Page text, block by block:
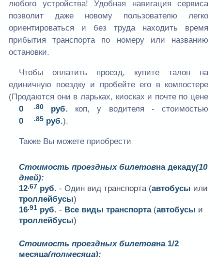
любого устройства! Удобная навигация сервиса
позволит даже новому пользователю легко
ориентироваться и без труда находить время
прибытия транспорта по номеру или названию
остановки.
Чтобы оплатить проезд, купите талон на
единичную поездку и пробейте его в компостере
(Продаются они в ларьках, киосках и почте по цене
0
.80руб. коп, у водителя - стоимостью
0
.85руб.).
Также Вы можете приобрести
Стоимость проездных билетовна декаду(10
дней):
12.67 руб. - Один вид транспорта (автобусы или
троллейбусы)
16.91 руб. - Все виды транспорта(автобусы и
троллейбусы)
Стоимость проездных билетовна 1/2
месяца(полмесяца):